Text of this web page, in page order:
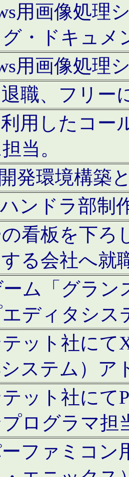
用画像処理
・ドキュメ
用画像処理
職、フリー
用したコー
当。
発環境構築
ンドラ部制
看板を下ろ
る会社へ就
ーム「グラン
ディタシス
ット社にて
ステム）ア
ット社にて
ログラマ担
ファミコン